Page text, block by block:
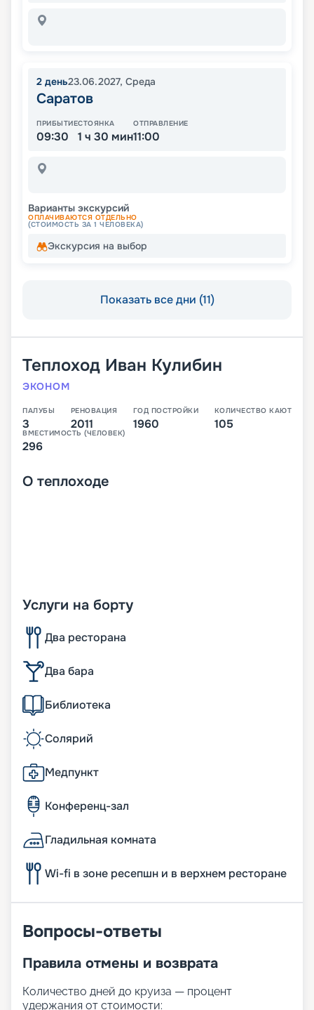
2 день23.06.2027, Среда
Саратов
ПРИБЫТИЕ
09:30
СТОЯНКА
1 ч 30 мин
ОТПРАВЛЕНИЕ
11:00
Варианты экскурсий
ОПЛАЧИВАЮТСЯ ОТДЕЛЬНО
(СТОИМОСТЬ ЗА 1 ЧЕЛОВЕКА)
Экскурсия на выбор
Показать все дни (11)
Теплоход Иван Кулибин
ЭКОНОМ
ПАЛУБЫ
3
РЕНОВАЦИЯ
2011
ГОД ПОСТРОЙКИ
1960
КОЛИЧЕСТВО КАЮТ
105
ВМЕСТИМОСТЬ (ЧЕЛОВЕК)
296
О теплоходе
Услуги на борту
Два ресторана
Два бара
Библиотека
Солярий
Медпункт
Конференц-зал
Гладильная комната
Wi-fi в зоне ресепшн и в верхнем ресторане
Вопросы-ответы
Правила отмены и возврата
Количество дней до круиза — процент
удержания от стоимости: